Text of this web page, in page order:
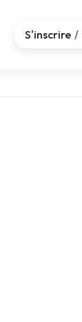
S'inscrire